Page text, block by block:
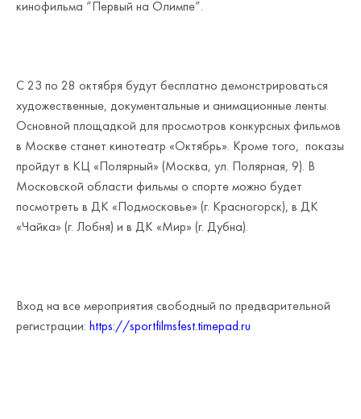
кинофильма “Первый на Олимпе”.
С 23 по 28 октября будут бесплатно демонстрироваться
художественные, документальные и анимационные ленты.
Основной площадкой для просмотров конкурсных фильмов
в Москве станет кинотеатр «Октябрь». Кроме того, показы
пройдут в КЦ «Полярный» (Москва, ул. Полярная, 9). В
Московской области фильмы о спорте можно будет
посмотреть в ДК «Подмосковье» (г. Красногорск), в ДК
«Чайка» (г. Лобня) и в ДК «Мир» (г. Дубна).
Вход на все мероприятия свободный по предварительной
регистрации: https://sportfilmsfest.timepad.ru